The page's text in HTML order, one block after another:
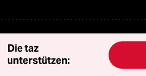
Mehr taz Lesestoff
Die taz
unterstützen: